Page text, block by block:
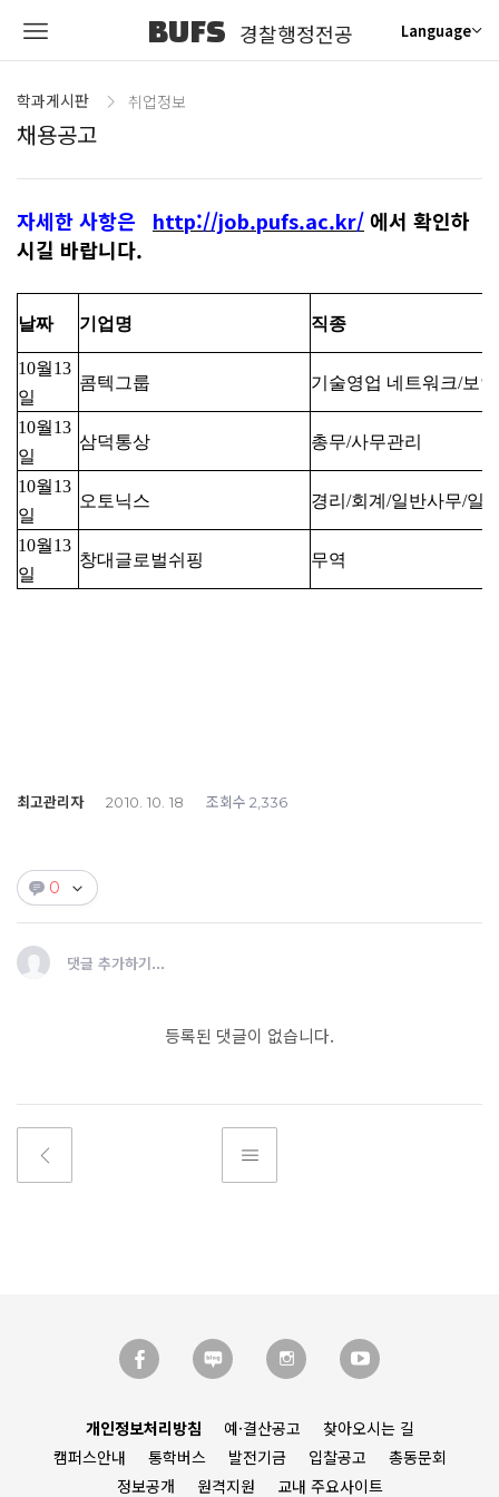
BUFS 경찰행정전공 Language
학과게시판 취업정보
채용공고
자세한 사항은 http://job.pufs.ac.kr/에서 확인하
시길 바랍니다.
날짜 기업명 직종
10월13
일
콤텍그룹 기술영업 네트워크/보
10월13
일
삼덕통상 총무/사무관리
10월13
일
오토닉스 경리/회계/일반사무/일
10월13
일
창대글로벌쉬핑 무역
최고관리자 2010. 10. 18 조회수 2,336
0
댓글 추가하기...
등록된 댓글이 없습니다.
개인정보처리방침 예·결산공고
찾아오시는 길
캠퍼스안내
통학버스 발전기금 입찰공고
총동문회
정보공개
원격지원 교내 주요사이트